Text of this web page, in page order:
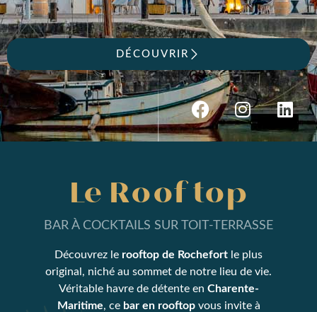
DÉCOUVRIR
Le Rooftop
BAR À COCKTAILS SUR TOIT-TERRASSE
Découvrez le rooftop de Rochefort le plus
original, niché au sommet de notre lieu de vie.
Véritable havre de détente en Charente-
Maritime, ce bar en rooftopvous invite à